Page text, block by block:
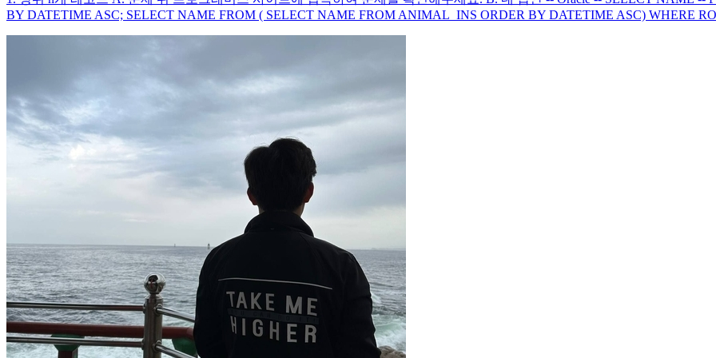
BY DATETIME ASC; SELECT NAME FROM ( SELECT NAME FROM ANIMAL_INS ORDER BY DATETIME ASC) WHERE